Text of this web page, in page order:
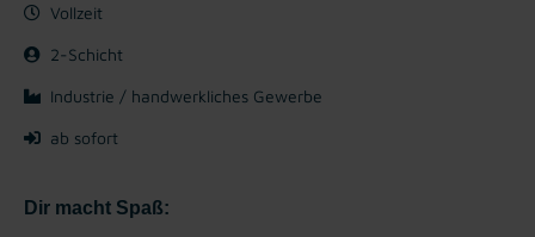
Vollzeit
2-Schicht
Industrie / handwerkliches Gewerbe
ab sofort
Dir macht Spaß: